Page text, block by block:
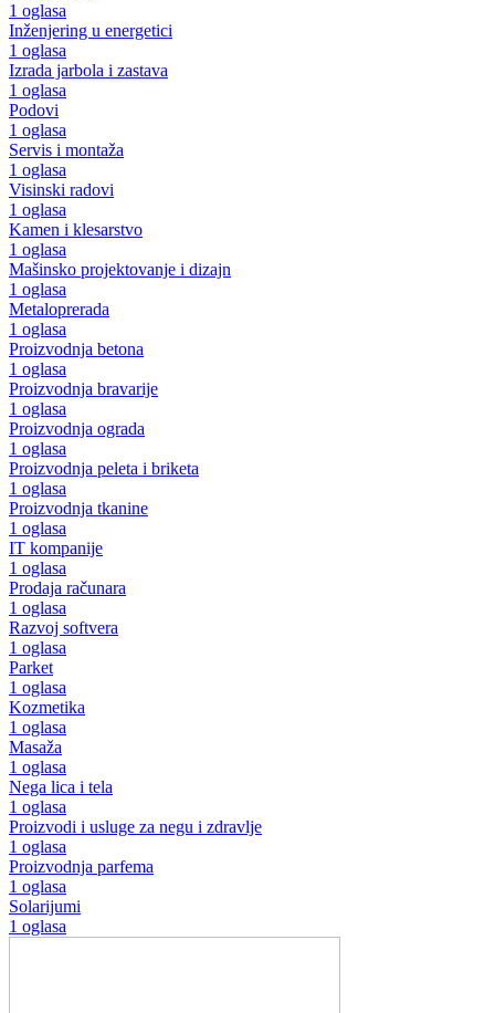
1 oglasa
Inženjering u energetici
1 oglasa
Izrada jarbola i zastava
1 oglasa
Podovi
1 oglasa
Servis i montaža
1 oglasa
Visinski radovi
1 oglasa
Kamen i klesarstvo
1 oglasa
Mašinsko projektovanje i dizajn
1 oglasa
Metaloprerada
1 oglasa
Proizvodnja betona
1 oglasa
Proizvodnja bravarije
1 oglasa
Proizvodnja ograda
1 oglasa
Proizvodnja peleta i briketa
1 oglasa
Proizvodnja tkanine
1 oglasa
IT kompanije
1 oglasa
Prodaja računara
1 oglasa
Razvoj softvera
1 oglasa
Parket
1 oglasa
Kozmetika
1 oglasa
Masaža
1 oglasa
Nega lica i tela
1 oglasa
Proizvodi i usluge za negu i zdravlje
1 oglasa
Proizvodnja parfema
1 oglasa
Solarijumi
1 oglasa